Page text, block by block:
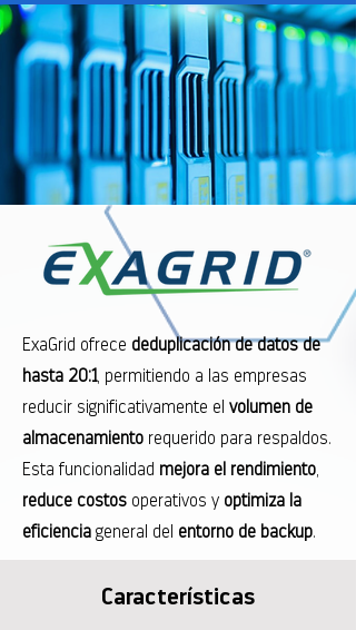
ExaGrid ofrece deduplicación de datos de
hasta 20:1, permitiendo a las empresas
reducir significativamente el volumen de
almacenamiento requerido para respaldos.
Esta funcionalidad mejora el rendimiento,
reduce costos operativos y optimiza la
eficiencia general del entorno de backup.
Características